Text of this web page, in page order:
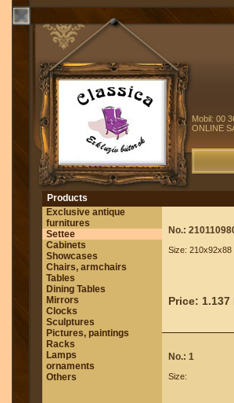
Mobil: 00
ONLINE
Products
Exclusive antique
furnitures
Settee
Cabinets
Showcases
Chairs, armchairs
Tables
Dining Tables
Mirrors
Clocks
Sculptures
Pictures, paintings
Racks
Lamps
ornaments
Others
No.:
Size:
Price: 1.137
No.: 1
Size: